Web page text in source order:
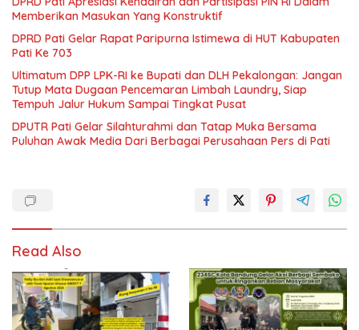
Memberikan Masukan Yang Konstruktif
DPRD Pati Gelar Rapat Paripurna Istimewa di HUT Kabupaten
Pati Ke 703
Ultimatum DPP LPK-RI ke Bupati dan DLH Pekalongan: Jangan
Tutup Mata Dugaan Pencemaran Limbah Laundry, Siap
Tempuh Jalur Hukum Sampai Tingkat Pusat
DPUTR Pati Gelar Silahturahmi dan Tatap Muka Bersama
Puluhan Awak Media Dari Berbagai Perusahaan Pers di Pati
Read Also